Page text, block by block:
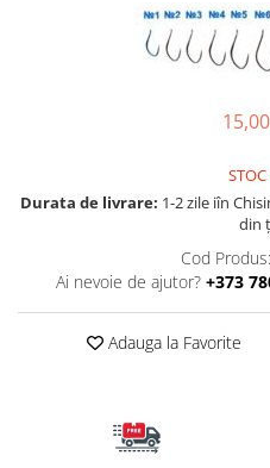
Pescuit Feeder, Stationar,
Lansete Feeder, Stationar, Pluta
Platforme feeder, suporturi,
tripoduri
Plumbi, cosulete, momitoare
Carlige Feeder, Stationar
Mincioguri si juvelnice
Accesorii monturi
Genti, huse, galeti
Pescuit la rapitor
Durata de livrare: 1-2 zile iîn
din
Cod Produs:
Ai nevoie de ajutor? +373
Adauga la Favorite